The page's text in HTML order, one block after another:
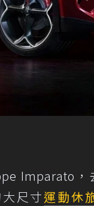
Imparato
尺寸運動休